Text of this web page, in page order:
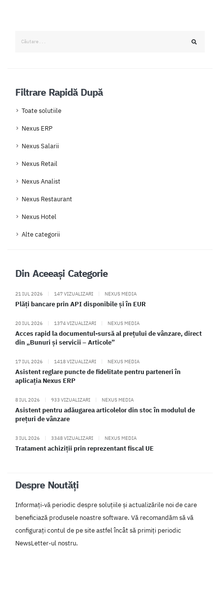
Filtrare Rapidă După
Toate solutiile
Nexus ERP
Nexus Salarii
Nexus Retail
Nexus Analist
Nexus Restaurant
Nexus Hotel
Alte categorii
Din Aceeași Categorie
21 IUL 2026 | 147 VIZUALIZARI | NEXUS MEDIA
Plăți bancare prin API disponibile și în EUR
20 IUL 2026 | 1374 VIZUALIZARI | NEXUS MEDIA
Acces rapid la documentul-sursă al prețului de vânzare, direct
din „Bunuri și servicii – Articole”
17 IUL 2026 | 1418 VIZUALIZARI | NEXUS MEDIA
Asistent reglare puncte de fidelitate pentru parteneri în
aplicația Nexus ERP
8 IUL 2026 | 933 VIZUALIZARI | NEXUS MEDIA
Asistent pentru adăugarea articolelor din stoc în modulul de
prețuri de vânzare
3 IUL 2026 | 3348 VIZUALIZARI | NEXUS MEDIA
Tratament achiziții prin reprezentant fiscal UE
Despre Noutăți
Informați-vă periodic despre soluțiile și actualizările noi de care
beneficiază produsele noastre software. Vă recomandăm să vă
configurați contul de pe site astfel încât să primiți periodic
NewsLetter-ul nostru.